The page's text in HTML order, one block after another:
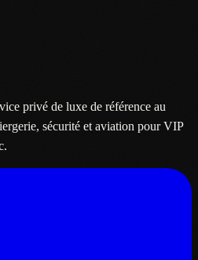
privé de luxe de référence au
sécurité et aviation pour VIP